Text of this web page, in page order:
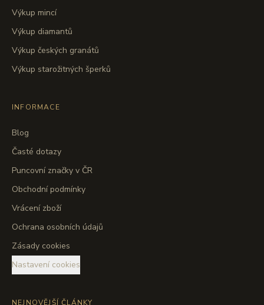
Výkup mincí
Výkup diamantů
Výkup českých granátů
Výkup starožitných šperků
INFORMACE
Blog
Časté dotazy
Puncovní značky v ČR
Obchodní podmínky
Vrácení zboží
Ochrana osobních údajů
Zásady cookies
Nastavení cookies
NEJNOVĚJŠÍ ČLÁNKY